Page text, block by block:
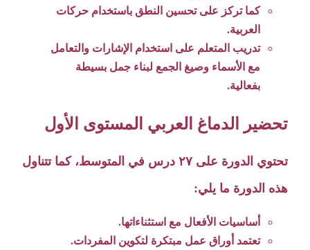
كما تركز على تحسين النطق باستخدام حركات
العربية.
تدريب المتعلم على استخدام الإشارات والتعامل
مع الأسماء وصيغ الجمع لبناء جمل بسيطة
بفعالية.
تحضير الدماغ العربي المستوى الأول
تحتوي الدورة على ٢٧ درس في المتوسط، كما تتناول
هذه الدورة ما يلي:
أساسيات الأفعال مع استثناءاتها.
تعتمد أوراق عمل مبتكرة لتكوين المفردات.